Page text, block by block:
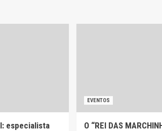
especialista
EVENTOS
O “REI DAS